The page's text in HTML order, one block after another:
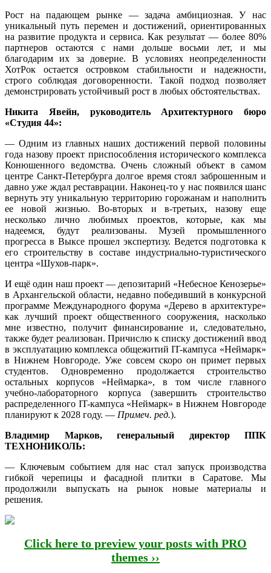
Рост на падающем рынке — задача амбициозная. У нас
уникальный путь перемен и достижений, ориентированных
на развитие продукта и сервиса. Как результат — более 80%
партнеров остаются с нами дольше восьми лет, и мы
благодарим их за доверие. В условиях неопределенности
ХотРок остается островком стабильности и надежности,
строго соблюдая договоренности. Такой подход позволяет
демонстрировать устойчивый рост в любых обстоятельствах.
Никита Явейн, руководитель Архитектурного бюро
«Студия 44»:
— Одним из главных наших достижений первой половины
года назову проект приспособления исторического комплекса
Конюшенного ведомства. Очень сложный объект в самом
центре Санкт-Петербурга долгое время стоял заброшенным и
давно уже ждал реставрации. Наконец-то у нас появился шанс
вернуть эту уникальную территорию горожанам и наполнить
ее новой жизнью. Во-вторых и в-третьих, назову еще
несколько лично любимых проектов, которые, как мы
надеемся, будут реализованы. Музей промышленного
прогресса в Выксе прошел экспертизу. Ведется подготовка к
его строительству в составе индустриально-туристического
центра «Шухов-парк».
И ещё один наш проект — депозитарий «Небесное Кенозерье»
в Архангельской области, недавно победивший в конкурсной
программе Международного форума «Дерево в архитектуре»
как лучший проект общественного сооружения, насколько
мне известно, получит финансирование и, следовательно,
также будет реализован. Причислю к списку достижений ввод
в эксплуатацию комплекса общежитий IT-кампуса «Неймарк»
в Нижнем Новгороде. Уже совсем скоро он примет первых
студентов. Одновременно продолжается строительство
остальных корпусов «Неймарка», в том числе главного
учебно-лабораторного корпуса (завершить строительство
распределенного IT-кампуса «Неймарк» в Нижнем Новгороде
планируют к 2028 году. — Примеч. ред.).
Владимир Марков, генеральный директор ППК
ТЕХНОНИКОЛЬ:
— Ключевым событием для нас стал запуск производства
гибкой черепицы и фасадной плитки в Саратове. Мы
продолжили выпускать на рынок новые материалы и
решения.
Click here to preview your posts with PRO
themes ››